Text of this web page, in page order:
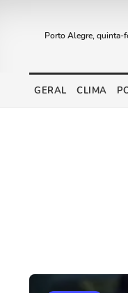
Porto Alegre, quinta-
GERAL CLIMA